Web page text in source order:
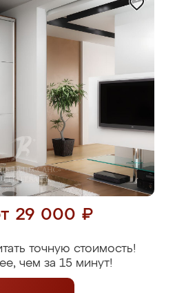
29 000 ₽
точную стоимость!
чем за 15 минут!